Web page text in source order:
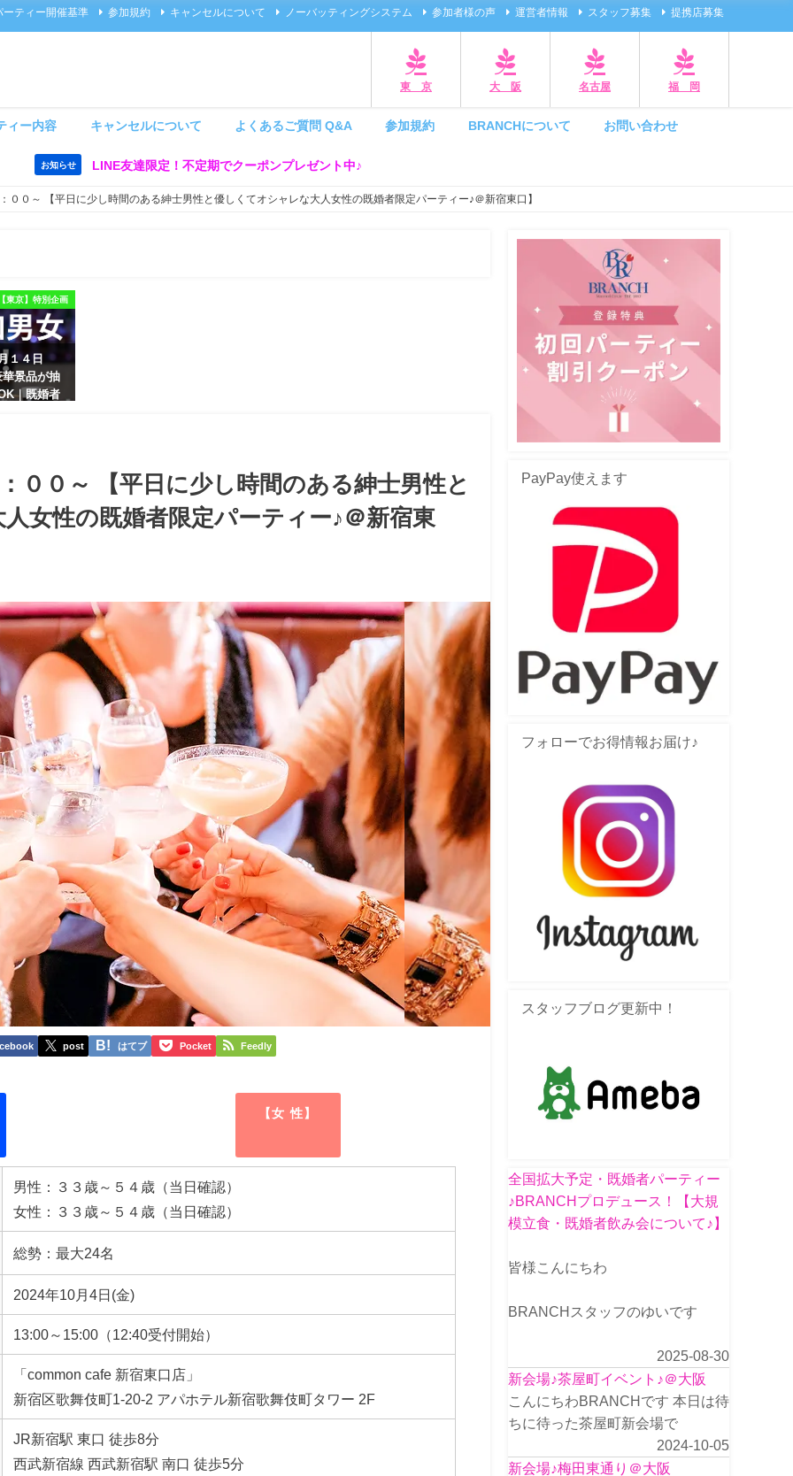
ーティー開催基準 参加規約 キャンセルについて ノーバッティングシステム 参加者様の声 運営者情報 スタッフ募集 提携店募集
東 京 大 阪 名古屋 福 岡
ィー内容 キャンセルについて よくあるご質問 Q&A 参加規約 BRANCHについて お問い合わせ
お知らせ LINE友達限定！不定期でクーポンプレゼント中♪
００～ 【平日に少し時間のある紳士男性と優しくてオシャレな大人女性の既婚者限定パーティー♪＠新宿東口】
東京】特別企画
１４日
景品が抽
｜既婚者
００～ 【平日に少し時間のある紳士男性と
女性の既婚者限定パーティー♪＠新宿東
post はてブ Pocket Feedly
【女 性】
男性：３３歳～５４歳（当日確認）
女性：３３歳～５４歳（当日確認）
総勢：最大24名
2024年10月4日(金)
13:00～15:00（12:40受付開始）
「common cafe 新宿東口店」
新宿区歌舞伎町1-20-2 アパホテル新宿歌舞伎町タワー 2F
JR新宿駅 東口 徒歩8分
西武新宿線 西武新宿駅 南口 徒歩5分
PayPay使えます
フォローでお得情報お届け♪
スタッフブログ更新中！
全国拡大予定・既婚者パーティー
♪BRANCHプロデュース！【大規
模立食・既婚者飲み会について♪】
皆様こんにちわ
BRANCHスタッフのゆいです
2025-08-30
新会場♪茶屋町イベント♪＠大阪
こんにちわBRANCHです 本日は待
ちに待った茶屋町新会場で
2024-10-05
新会場♪梅田東通り＠大阪